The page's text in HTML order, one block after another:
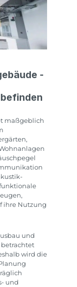
-
maßgeblich
ihre Nutzung
und
wird die
und